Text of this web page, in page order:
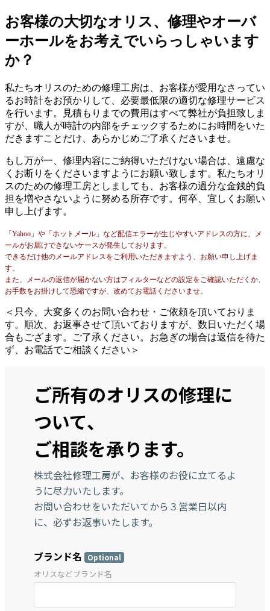
お客様の大切なオリス、修理やオーバ
ーホールをお考えでいらっしゃいます
か？
私たちオリスのための修理工房は、お客様が愛用なさってい
るお時計をお預かりして、必要最低限の適切な修理サービス
を行います。見積もりまでの費用はすべて弊社が負担致しま
すが、職人が時計の内部をチェックするためにお時間をいた
だきますことだけ、あらかじめご了承くださいませ。
もし万が一、修理内容にご納得いただけない場合は、遠慮な
くお断りをくださいますようにお願い致します。私たちオリ
スのための修理工房としましても、お客様の過分な金銭的負
担を増やさないように努める所存です。何卒、宜しくお願い
申し上げます。
「Yahoo」や「ホットメール」など配信エラーが生じやすいアドレスの方に、メ
ールがお届けできないケースが発生しております。
できるだけ他のメールアドレスをご利用いただきますよう、お願い申し上げま
す。
また、メールの返信が届かない方はフィルターなどの設定をご確認いただくか、
お手数をお掛けして恐縮ですが、改めてお電話くださいませ。
＜只今、大変多くのお問い合わせ・ご依頼を頂いておりま
す。順次、お返事させて頂いておりますが、数日いただく場
合もござます。ご了承ください。お急ぎの場合は返信を待た
ず、お電話でご相談ください＞